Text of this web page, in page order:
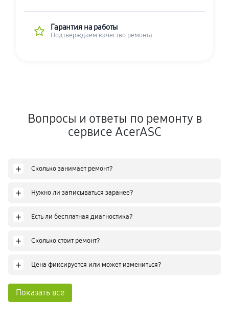
Гарантия на работы
Подтверждаем качество ремонта
Вопросы и ответы по ремонту в
сервисе AcerASC
+ Сколько занимает ремонт?
+ Нужно ли записываться заранее?
+ Есть ли бесплатная диагностика?
+ Сколько стоит ремонт?
+ Цена фиксируется или может измениться?
Показать все